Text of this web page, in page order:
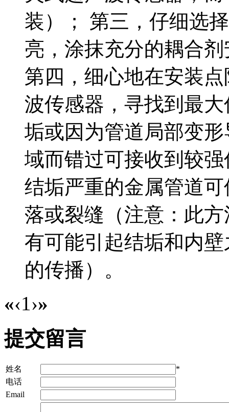
装）； 第三，仔细选
亮，涂抹充分的耦合
第四，细心地在安装
波传感器，寻找到最
垢或因为管道局部变
域而错过可接收到较
结垢严重的金属管道
落或裂缝（注意：此
有可能引起结垢和内
的传播）。
«‹1›»
提交留言
姓名
*
电话
Email